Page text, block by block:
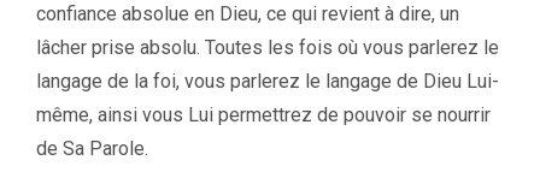
confiance absolue en Dieu, ce qui revient à dire, un
lâcher prise absolu. Toutes les fois où vous parlerez le
langage de la foi, vous parlerez le langage de Dieu Lui-
même, ainsi vous Lui permettrez de pouvoir se nourrir
de Sa Parole.